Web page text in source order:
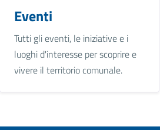
Eventi
Tutti gli eventi, le iniziative e i
luoghi d'interesse per scoprire e
vivere il territorio comunale.